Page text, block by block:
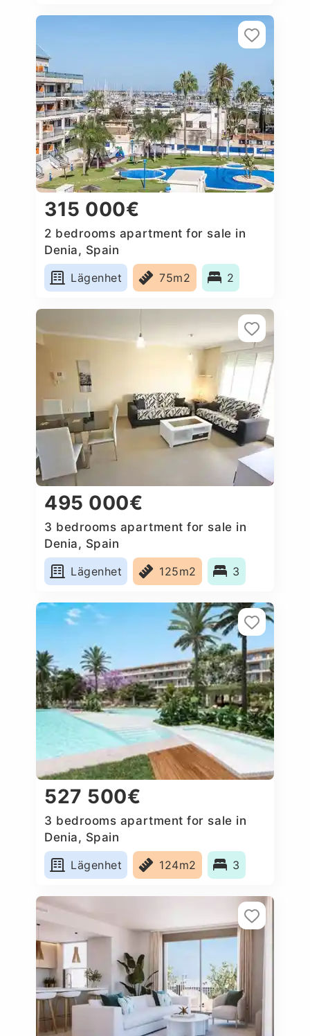
315 000€
2 bedrooms apartment for sale in
Denia, Spain
Lägenhet
75m2 2
495 000€
3 bedrooms apartment for sale in
Denia, Spain
Lägenhet
125m2 3
527 500€
3 bedrooms apartment for sale in
Denia, Spain
Lägenhet
124m2 3